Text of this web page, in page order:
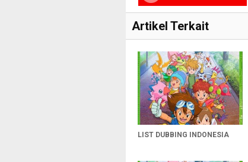
Artikel Terkait
LIST DUBBING INDONESIA